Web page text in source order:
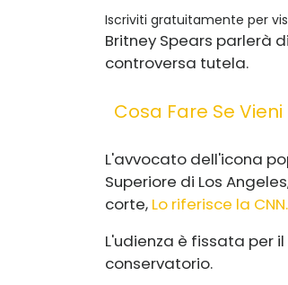
Iscriviti gratuitamente per
Britney Spears parlerà
controversa tutela.
Cosa Fare Se
L'avvocato dell'icona
Superiore di Los
corte, Lo riferisce la CNN.
L'udienza è fissata per
conservatorio.